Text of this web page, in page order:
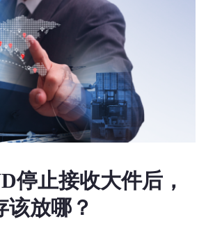
停止接收大件后，
该放哪？